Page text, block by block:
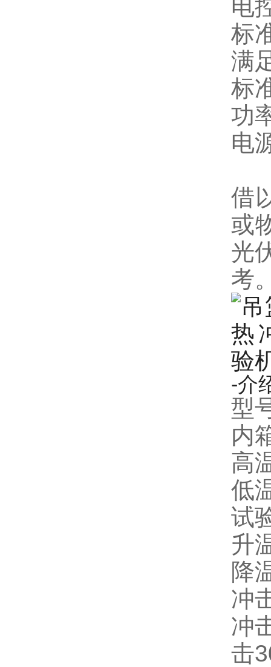
电
标
满
标
功
电
借
或
光
考
-介
型
内
高
低
试
升
降
冲
冲
击